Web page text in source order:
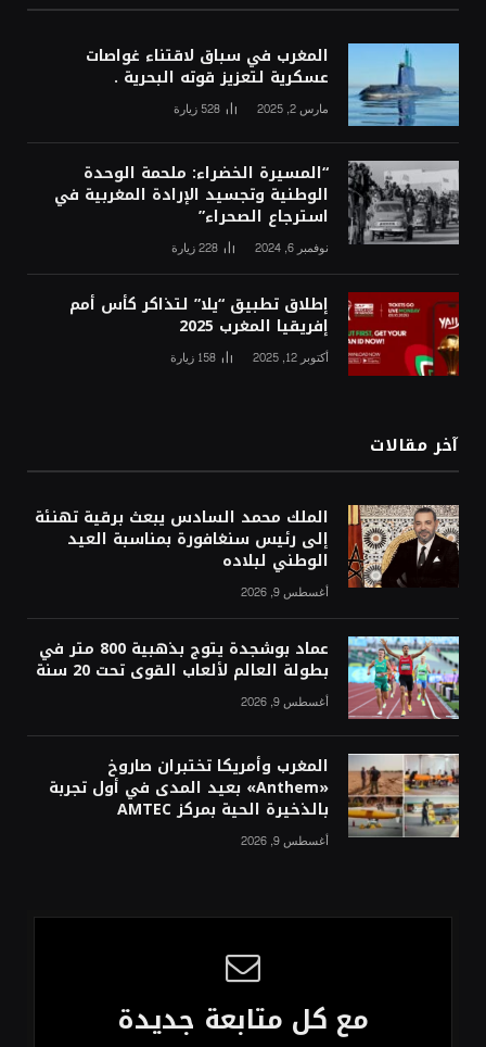
المغرب في سباق لاقتناء غواصات
عسكرية لتعزيز قوته البحرية .
مارس 2, 2025 528 زيارة
“المسيرة الخضراء: ملحمة الوحدة
الوطنية وتجسيد الإرادة المغربية في
استرجاع الصحراء”
نوفمبر 6, 2024 228زيارة
إطلاق تطبيق “يلا” لتذاكر كأس أمم
إفريقيا المغرب 2025
أكتوبر 12, 2025 158 زيارة
آخر مقالات
الملك محمد السادس يبعث برقية تهنئة
إلى رئيس سنغافورة بمناسبة العيد
الوطني لبلاده
أغسطس 9, 2026
عماد بوشجدة يتوج بذهبية 800 متر في
بطولة العالم لألعاب القوى تحت 20 سنة
أغسطس 9, 2026
المغرب وأمريكا تختبران صاروخ
«Anthem» بعيد المدى في أول تجربة
بالذخيرة الحية بمركز AMTEC
أغسطس 9, 2026
مع كل متابعة جديدة